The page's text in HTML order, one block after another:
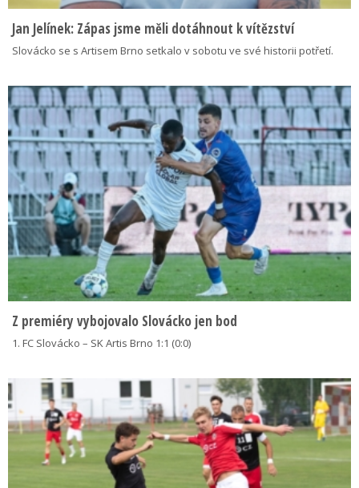
Jan Jelínek: Zápas jsme měli dotáhnout k vítězství
Slovácko se s Artisem Brno setkalo v sobotu ve své historii potřetí.
Z premiéry vybojovalo Slovácko jen bod
1. FC Slovácko – SK Artis Brno 1:1 (0:0)